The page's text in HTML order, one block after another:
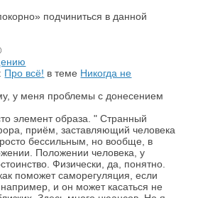
подчиниться в данной
Про всё! в теме Никогда не
у меня проблемы с донесением
элемент образа. " Странный
приём, заставляющий человека
бессильным, но вообще, в
Положении человека, у
Физически, да, понятно.
поможет саморегуляция, если
и он может касаться не